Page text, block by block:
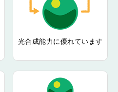
光合成能力に優れています